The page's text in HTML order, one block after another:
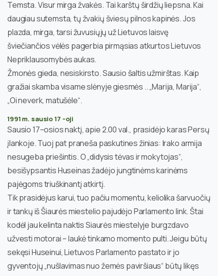
Temsta. Visur mirga žvakės. Tai karštų širdžių liepsna. Kai
daugiau sutemsta, tų žvakių šviesų pilnos kapinės. Jos
plazda, mirga, tarsi žuvusiųjų už Lietuvos laisvę
šviečiančios vėlės pagerbia pirmąsias atkurtos Lietuvos
Nepriklausomybės aukas.
Žmonės gieda, nesiskirsto. Sausio šaltis užmirštas. Kaip
gražiai skamba visame slėnyje giesmės .. „Marija, Marija“,
„Oi neverk, matušėle“.
1991 m. sausio 17 –oji
Sausio 17–osios naktį, apie 2.00 val., prasidėjo karas Persų
įlankoje. Tuoj pat praneša paskutines žinias: Irako armija
nesugeba priešintis. O „didysis tėvas ir mokytojas“,
besišypsantis Huseinas žadėjo jungtinėms karinėms
pajėgoms triuškinantį atkirtį.
Tik prasidėjus karui, tuo pačiu momentu, keliolika šarvuočių
ir tankų iš Šiaurės miestelio pajudėjo Parlamento link. Štai
kodėl jau kelinta naktis Siaurės miestelyje burgzdavo
užvesti motorai – laukė tinkamo momento pulti. Jeigu būtų
sekęsi Huseinui, Lietuvos Parlamento pastato ir jo
gyventojų „nušlavimas nuo žemės paviršiaus“ būtų likęs